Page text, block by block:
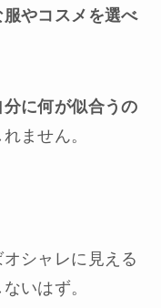
やコスメを選べ
に何が似合うの
れません。
シャレに見える
いはず。